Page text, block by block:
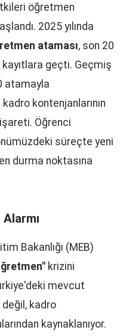
öğretmen
2025 yılında
ataması, son 20
kayıtlara geçti. Geçmiş
atamayla
kontenjanlarının
Öğrenci
süreçte yeni
durma noktasına
Bakanlığı (MEB)
krizini
mevcut
kadro
kaynaklanıyor.